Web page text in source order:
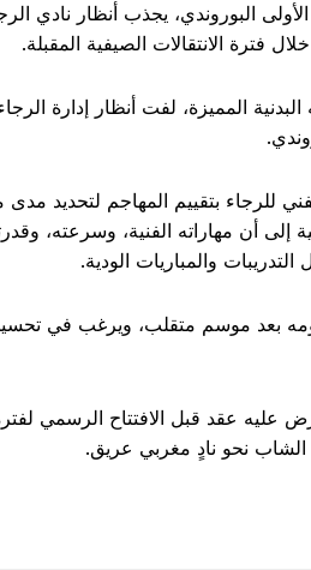
البوروندي، يجذب أنظار نادي
فترة الانتقالات الصيفية المقبلة.
المميزة، لفت أنظار إدارة
للرجاء بتقييم المهاجم لتحديد مدى
أن مهاراته الفنية، وسرعته،
والمباريات الودية.
بعد موسم متقلب، ويرغب في
عليه عقد قبل الافتتاح الرسمي لفترة
نحو نادٍ مغربي عريق.